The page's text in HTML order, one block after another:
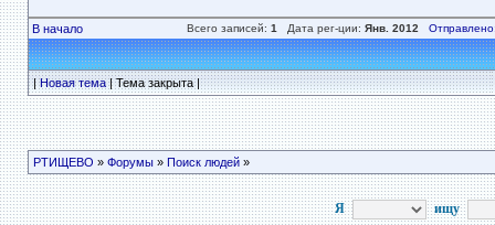
В начало Всего записей: 1 Дата рег-ции: Янв. 2012
|Новая тема| Тема закрыта |
РТИЩЕВО » Форумы» Поиск людей»
Я
ищу